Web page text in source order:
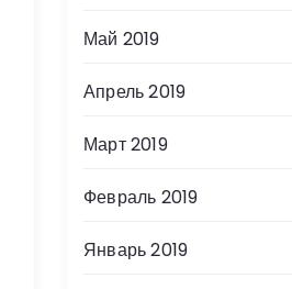
Май 2019
Апрель 2019
Март 2019
Февраль 2019
Январь 2019